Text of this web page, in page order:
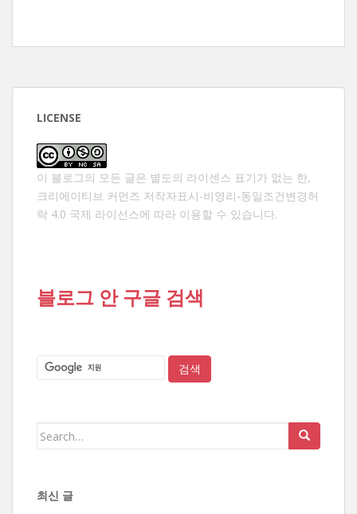
LICENSE
이 블로그의 모든 글은 별도의 라이센스 표기가 없는 한,
크리에이티브 커먼즈 저작자표시-비영리-동일조건변경허
락 4.0 국제 라이선스에 따라 이용할 수 있습니다.
블로그 안 구글 검색
Search
최신 글